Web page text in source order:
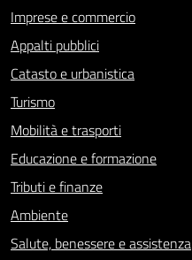
Imprese e commercio
Appalti pubblici
Catasto e urbanistica
Turismo
Mobilità e trasporti
Educazione e formazione
Tributi e finanze
Ambiente
Salute, benessere e assistenza